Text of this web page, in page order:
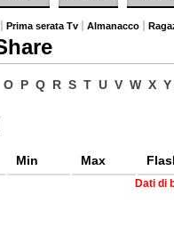
Prima serata Tv Almanacco
O P Q R S T U V W X Y
Min Max
Dati di